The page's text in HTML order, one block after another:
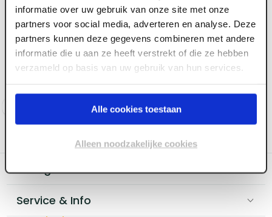
informatie over uw gebruik van onze site met onze
partners voor social media, adverteren en analyse. Deze
partners kunnen deze gegevens combineren met andere
informatie die u aan ze heeft verstrekt of die ze hebben
verzameld op basis van uw gebruik van hun services.
Alle cookies toestaan
Alleen noodzakelijke cookies
ART004807
12.5 mm x 1200 x 900
Aquapanel Cement
Board Outdoor
ART000452
12.5 mm x 2400 x 900
Aquapanel Cement
Board Outdoor
Log in voor prijzen
Categoriëen
Service & Info